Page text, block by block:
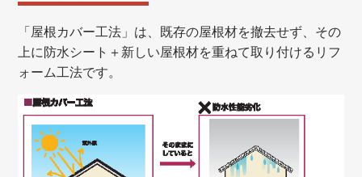
「屋根カバー工法」は、既存の屋根材を撤去せず、その
上に防水シート＋新しい屋根材を重ねて取り付けるリフ
ォーム工法です。